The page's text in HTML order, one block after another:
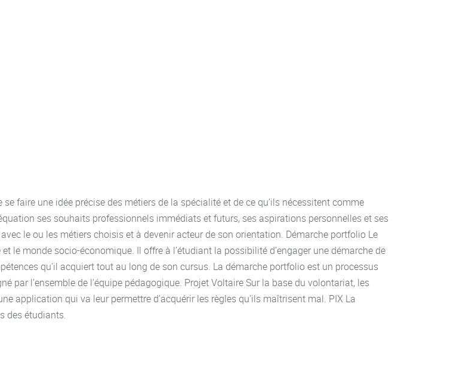
se faire une idée précise des métiers de la spécialité et de ce qu’ils nécessitent comme
ses souhaits professionnels immédiats et futurs, ses aspirations personnelles et ses
le ou les métiers choisis et à devenir acteur de son orientation. Démarche portfolio Le
le monde socio-économique. Il offre à l’étudiant la possibilité d’engager une démarche de
qu’il acquiert tout au long de son cursus. La démarche portfolio est un processus
par l’ensemble de l’équipe pédagogique. Projet Voltaire Sur la base du volontariat, les
application qui va leur permettre d’acquérir les règles qu’ils maîtrisent mal. PIX La
des étudiants.